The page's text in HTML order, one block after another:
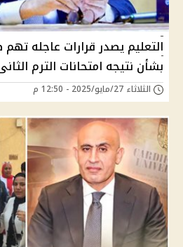
التعليم يصدر قرارات عاجله
بشأن نتيجه امتحانات الترم الثانى
الثلاثاء 27/مايو/2025 - 12:50 م